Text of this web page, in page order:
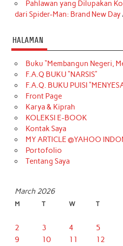
Pahlawan yang Dilupakan
dari Spider-Man: Brand New Day
HALAMAN
Buku “Membangun Negeri,
F.A.Q BUKU “NARSIS”
F.A.Q. BUKU PUISI
Front Page
Karya & Kiprah
KOLEKSI E-BOOK
Kontak Saya
MY ARTICLE @YAHOO
Portofolio
Tentang Saya
March 2026
M T W T
2
3 4 5
9
10 11 12